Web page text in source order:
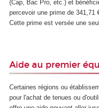
(Cap, Bac Pro, etc.) et
percevoir une prime de 341,71
Cette prime est versée une
Aide au premier
Certaines régions ou
pour l'achat de tenues ou